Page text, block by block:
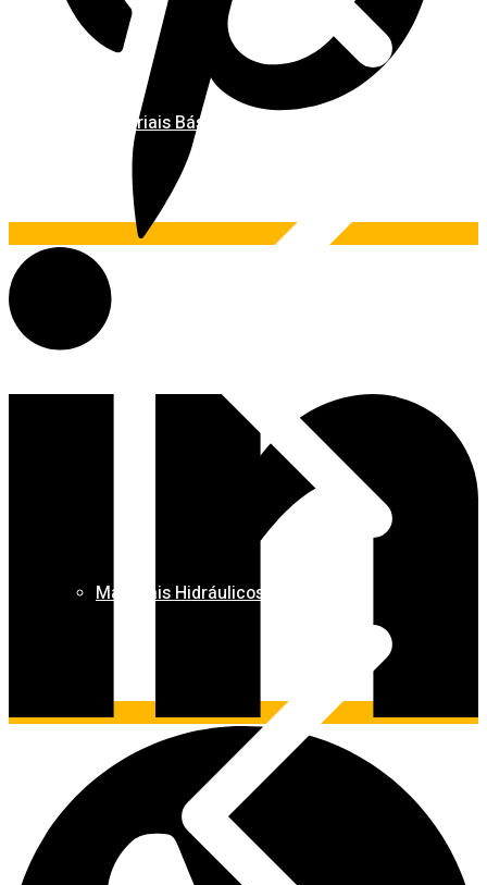
Materiais Básicos
Materiais Hidráulicos